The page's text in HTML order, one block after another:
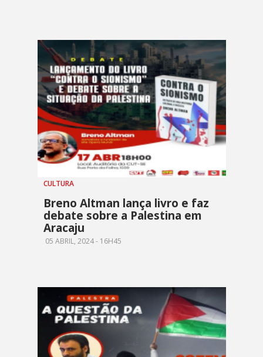
CULTURA
Breno Altman lança livro e faz
debate sobre a Palestina em
Aracaju
05 ABRIL, 2024 - 16H45